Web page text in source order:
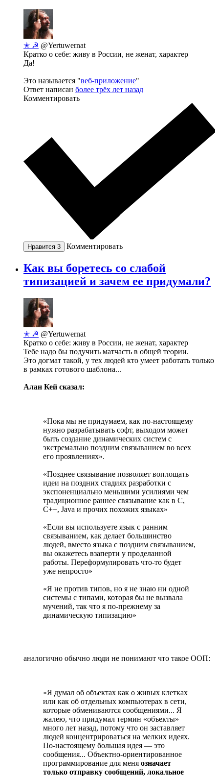
✭ ☭ @Yertuwernat
Кратко о себе: живу в России, не женат, характер
Да!
Это называется "веб-приложение"
Ответ написан более трёх лет назад
Комментировать
Нравится 3 Комментировать
Как вы боретесь со слабой
типизацией и зачем ее придумали?
✭ ☭ @Yertuwernat
Кратко о себе: живу в России, не женат, характер
Тебе надо бы подучить матчасть в общей теории.
Это догмат такой, у тех людей кто умеет работать только
в рамках готового шаблона...
Алан Кей сказал:
«Пока мы не придумаем, как по-настоящему
нужно разрабатывать софт, выходом может
быть создание динамических систем с
экстремально поздним связыванием во всех
его проявлениях».
«Позднее связывание позволяет воплощать
идеи на поздних стадиях разработки с
экспоненциально меньшими усилиями чем
традиционное раннее связывание как в C,
С++, Java и прочих похожих языках»
«Если вы используете язык с ранним
связыванием, как делает большинство
людей, вместо языка с поздним связыванием,
вы окажетесь взаперти у проделанной
работы. Переформулировать что-то будет
уже непросто»
«Я не против типов, но я не знаю ни одной
системы с типами, которая бы не вызвала
мучений, так что я по-прежнему за
динамическую типизацию»
аналогично обычно люди не понимают что такое ООП:
«Я думал об объектах как о живых клетках
или как об отдельных компьютерах в сети,
которые обмениваются сообщениями... Я
жалею, что придумал термин «объекты»
много лет назад, потому что он заставляет
людей концентрироваться на мелких идеях.
По-настоящему большая идея — это
сообщения... Объектно-ориентированное
программирование для меня означает
только отправку сообщений, локальное